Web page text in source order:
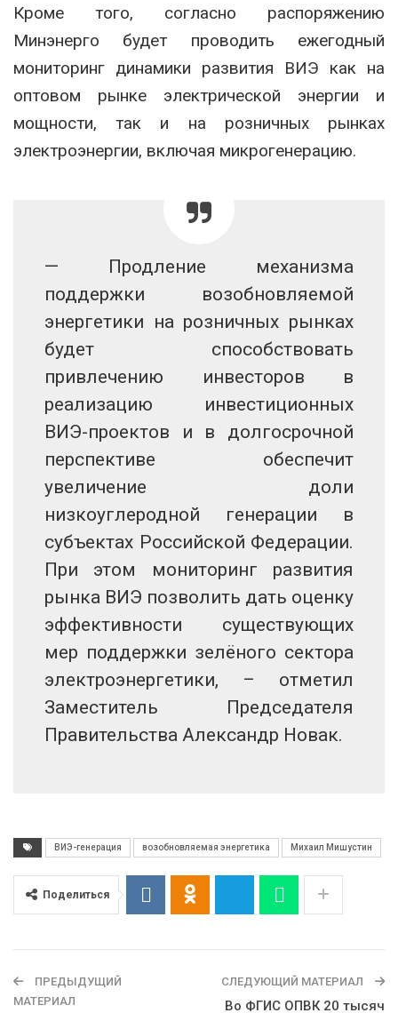
Кроме того, согласно распоряжению
Минэнерго будет проводить ежегодный
мониторинг динамики развития ВИЭ как на
оптовом рынке электрической энергии и
мощности, так и на розничных рынках
электроэнергии, включая микрогенерацию.
— Продление механизма
поддержки возобновляемой
энергетики на розничных рынках
будет способствовать
привлечению инвесторов в
реализацию инвестиционных
ВИЭ-проектов и в долгосрочной
перспективе обеспечит
увеличение доли
низкоуглеродной генерации в
субъектах Российской Федерации.
При этом мониторинг развития
рынка ВИЭ позволить дать оценку
эффективности существующих
мер поддержки зелёного сектора
электроэнергетики, – отметил
Заместитель Председателя
Правительства Александр Новак.
ВИЭ-генерация возобновляемая энергетика Михаил Мишустин
Поделиться
ПРЕДЫДУЩИЙ
МАТЕРИАЛ
СЛЕДУЮЩИЙ МАТЕРИАЛ
Во ФГИС ОПВК 20 тысяч